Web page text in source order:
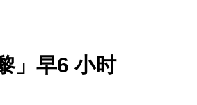
」早6 小时